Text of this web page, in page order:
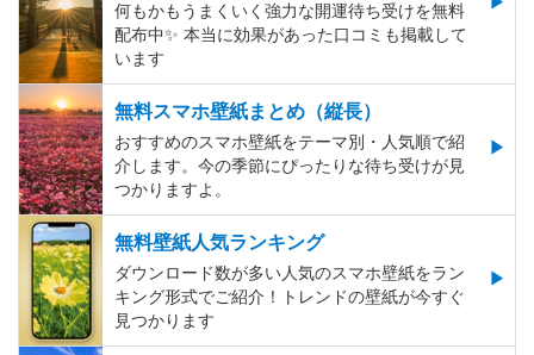
何もかもうまくいく強力な開運待ち受けを無料
配布中✨️ 本当に効果があった口コミも掲載して
います
無料スマホ壁紙まとめ（縦長）
おすすめのスマホ壁紙をテーマ別・人気順で紹
介します。今の季節にぴったりな待ち受けが見
つかりますよ。
無料壁紙人気ランキング
ダウンロード数が多い人気のスマホ壁紙をラン
キング形式でご紹介！トレンドの壁紙が今すぐ
見つかります